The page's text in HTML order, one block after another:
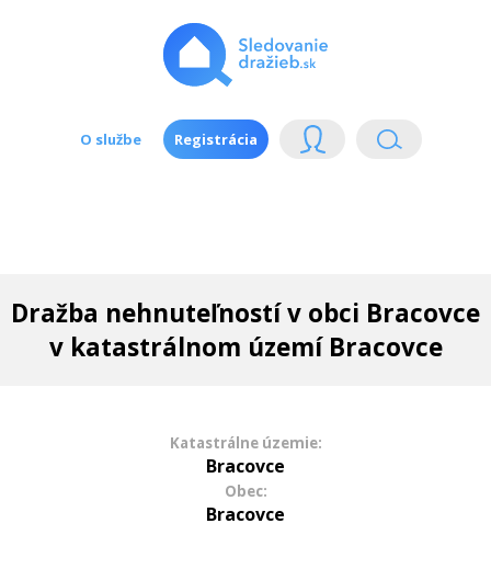
O službe Registrácia
Dražba nehnuteľností v obci Bracovce
v katastrálnom území Bracovce
Katastrálne územie:
Bracovce
Obec:
Bracovce